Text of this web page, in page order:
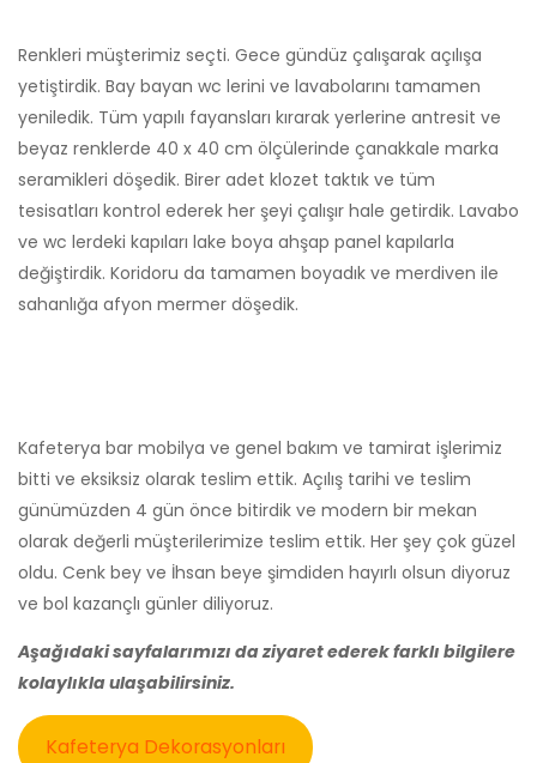
Renkleri müşterimiz seçti. Gece gündüz çalışarak açılışa
yetiştirdik. Bay bayan wc lerini ve lavabolarını tamamen
yeniledik. Tüm yapılı fayansları kırarak yerlerine antresit ve
beyaz renklerde 40 x 40 cm ölçülerinde çanakkale marka
seramikleri döşedik. Birer adet klozet taktık ve tüm
tesisatları kontrol ederek her şeyi çalışır hale getirdik. Lavabo
ve wc lerdeki kapıları lake boya ahşap panel kapılarla
değiştirdik. Koridoru da tamamen boyadık ve merdiven ile
sahanlığa afyon mermer döşedik.
Kafeterya bar mobilya ve genel bakım ve tamirat işlerimiz
bitti ve eksiksiz olarak teslim ettik. Açılış tarihi ve teslim
günümüzden 4 gün önce bitirdik ve modern bir mekan
olarak değerli müşterilerimize teslim ettik. Her şey çok güzel
oldu. Cenk bey ve İhsan beye şimdiden hayırlı olsun diyoruz
ve bol kazançlı günler diliyoruz.
Aşağıdaki sayfalarımızı da ziyaret ederek farklı bilgilere
kolaylıkla ulaşabilirsiniz.
Kafeterya Dekorasyonları